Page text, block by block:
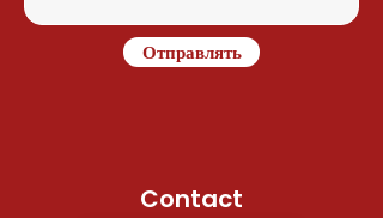
Отправлять
Contact